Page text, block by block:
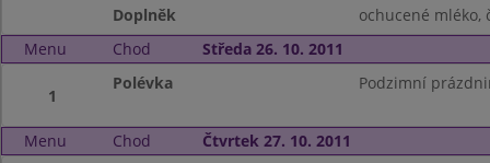
Doplněk
ochucené mléko,
Menu
Chod Středa 26. 10. 2011
1
Polévka Podzimní
Menu Chod Čtvrtek 27. 10. 2011